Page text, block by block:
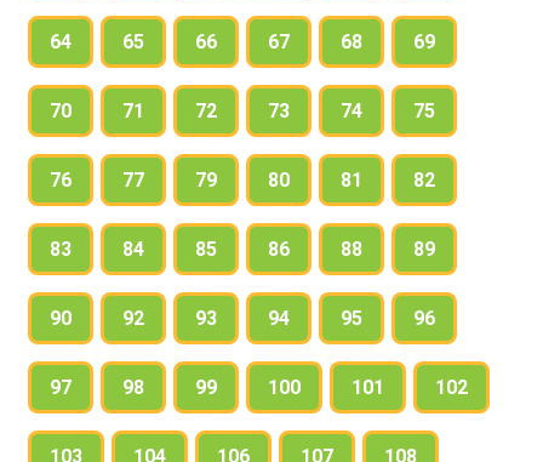
64 65 66 67 68 69
70 71 72 73 74 75
76 77 79 80 81 82
83 84 85 86 88 89
90 92 93 94 95 96
97 98 99 100 101 102
103 104 106 107 108